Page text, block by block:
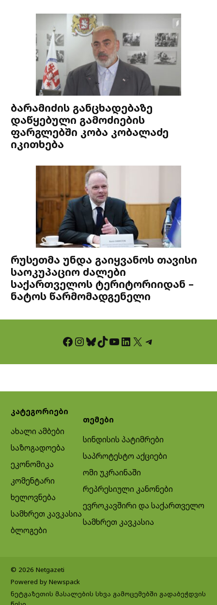
ბარამიძის განცხადებაზე
დაწყებული გამოძიების
ფარგლებში კობა კობალაძე
იკითხება
რუსეთმა უნდა გაიყვანოს თავისი
საოკუპაციო ძალები
საქართველოს ტერიტორიიდან –
ნატოს წარმომადგენელი
Facebook InstagramBluesky TikTok YouTube LinkedIn X Telegram
კატეგორიები
ახალი ამბები
საზოგადოება
ეკონომიკა
კომენტარი
ხელოვნება
სამხრეთ კავკასია
ბლოგები
თემები
სინდისის პატიმრები
საპროტესტო აქციები
ომი უკრაინაში
რეპრესიული კანონები
ევროკავშირი და საქართველო
სამხრეთ კავკასია
© 2026 Netgazeti
Powered by Newspack
ნეტგაზეთის მასალების სხვა გამოცემებში გადაბეჭდვის